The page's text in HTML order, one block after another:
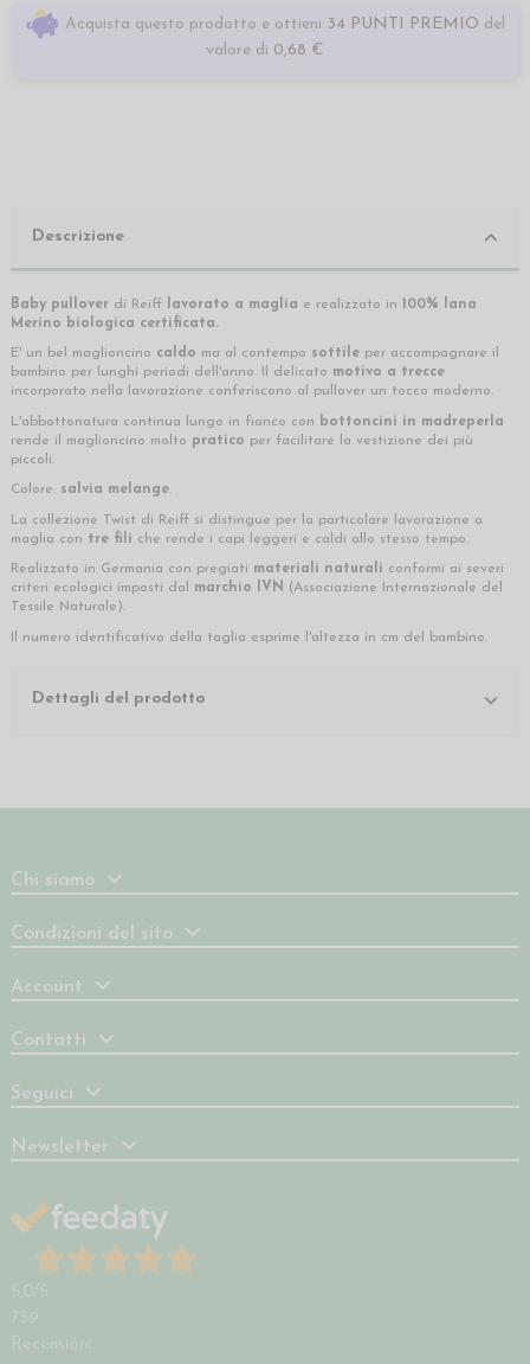
Acquista questo prodotto e ottieni 34 PUNTI PREMIO del
valore di 0,68 €
Descrizione
Baby pullover di Reiff lavorato a maglia e realizzato in 100% lana
Merino biologica certificata.
E' un bel maglioncino caldo ma al contempo sottile per accompagnare il
bambino per lunghi periodi dell'anno. Il delicato motivo a trecce
incorporato nella lavorazione conferiscono al pullover un tocco moderno.
L'abbottonatura continua lungo in fianco con
bottoncini in madreperla
rende il maglioncino molto pratico per facilitare la vestizione dei più
piccoli.
Colore: salvia melange.
La collezione Twist di Reiff si distingue per la particolare lavorazione a
maglia con tre fili che rende i capi leggeri e caldi allo stesso tempo.
Realizzato in Germania con pregiati materiali naturali conformi ai severi
criteri ecologici imposti dal marchio IVN (Associazione Internazionale del
Tessile Naturale).
Il numero identificativo della taglia esprime l'altezza in cm del bambino.
Dettagli del prodotto
Chi siamo
Condizioni del sito
Account
Contatti
Seguici
Newsletter
5,0 /5
739
Recensioni